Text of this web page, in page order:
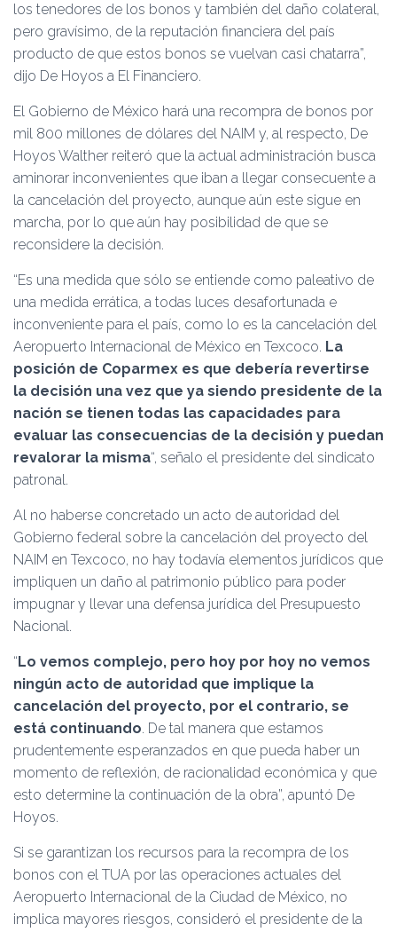
los tenedores de los bonos y también del daño colateral,
pero gravísimo, de la reputación financiera del país
producto de que estos bonos se vuelvan casi chatarra”,
dijo De Hoyos a El Financiero.
El Gobierno de México hará una recompra de bonos por
mil 800 millones de dólares del NAIM y, al respecto, De
Hoyos Walther reiteró que la actual administración busca
aminorar inconvenientes que iban a llegar consecuente a
la cancelación del proyecto, aunque aún este sigue en
marcha, por lo que aún hay posibilidad de que se
reconsidere la decisión.
“Es una medida que sólo se entiende como paleativo de
una medida errática, a todas luces desafortunada e
inconveniente para el país, como lo es la cancelación del
Aeropuerto Internacional de México en Texcoco. La
posición de Coparmex es que debería revertirse
la decisión una vez que ya siendo presidente de la
nación se tienen todas las capacidades para
evaluar las consecuencias de la decisión y puedan
revalorar la misma“, señalo el presidente del sindicato
patronal.
Al no haberse concretado un acto de autoridad del
Gobierno federal sobre la cancelación del proyecto del
NAIM en Texcoco, no hay todavía elementos jurídicos que
impliquen un daño al patrimonio público para poder
impugnar y llevar una defensa jurídica del Presupuesto
Nacional.
“Lo vemos complejo, pero hoy por hoy no vemos
ningún acto de autoridad que implique la
cancelación del proyecto, por el contrario, se
está continuando. De tal manera que estamos
prudentemente esperanzados en que pueda haber un
momento de reflexión, de racionalidad económica y que
esto determine la continuación de la obra”, apuntó De
Hoyos.
Si se garantizan los recursos para la recompra de los
bonos con el TUA por las operaciones actuales del
Aeropuerto Internacional de la Ciudad de México, no
implica mayores riesgos, consideró el presidente de la